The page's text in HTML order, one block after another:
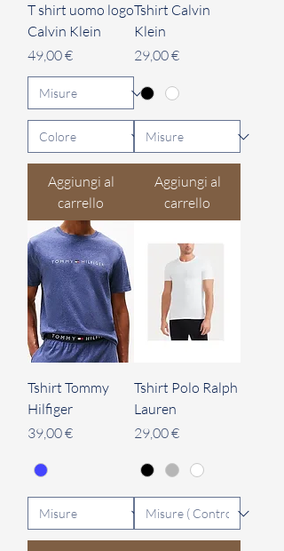
T shirt uomo logo
Calvin Klein
Prezzo
49,00 €
Aggiungi al
carrello
Tshirt Calvin
Klein
Prezzo
29,00 €
Aggiungi al
carrello
Tshirt Tommy
Hilfiger
Prezzo
39,00 €
Tshirt Polo Ralph
Lauren
Prezzo
29,00 €